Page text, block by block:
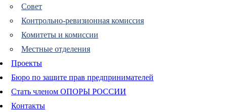
Совет
Контрольно-ревизионная комиссия
Комитеты и комиссии
Местные отделения
Проекты
Бюро по защите прав предпринимателей
Стать членом ОПОРЫ РОССИИ
Контакты